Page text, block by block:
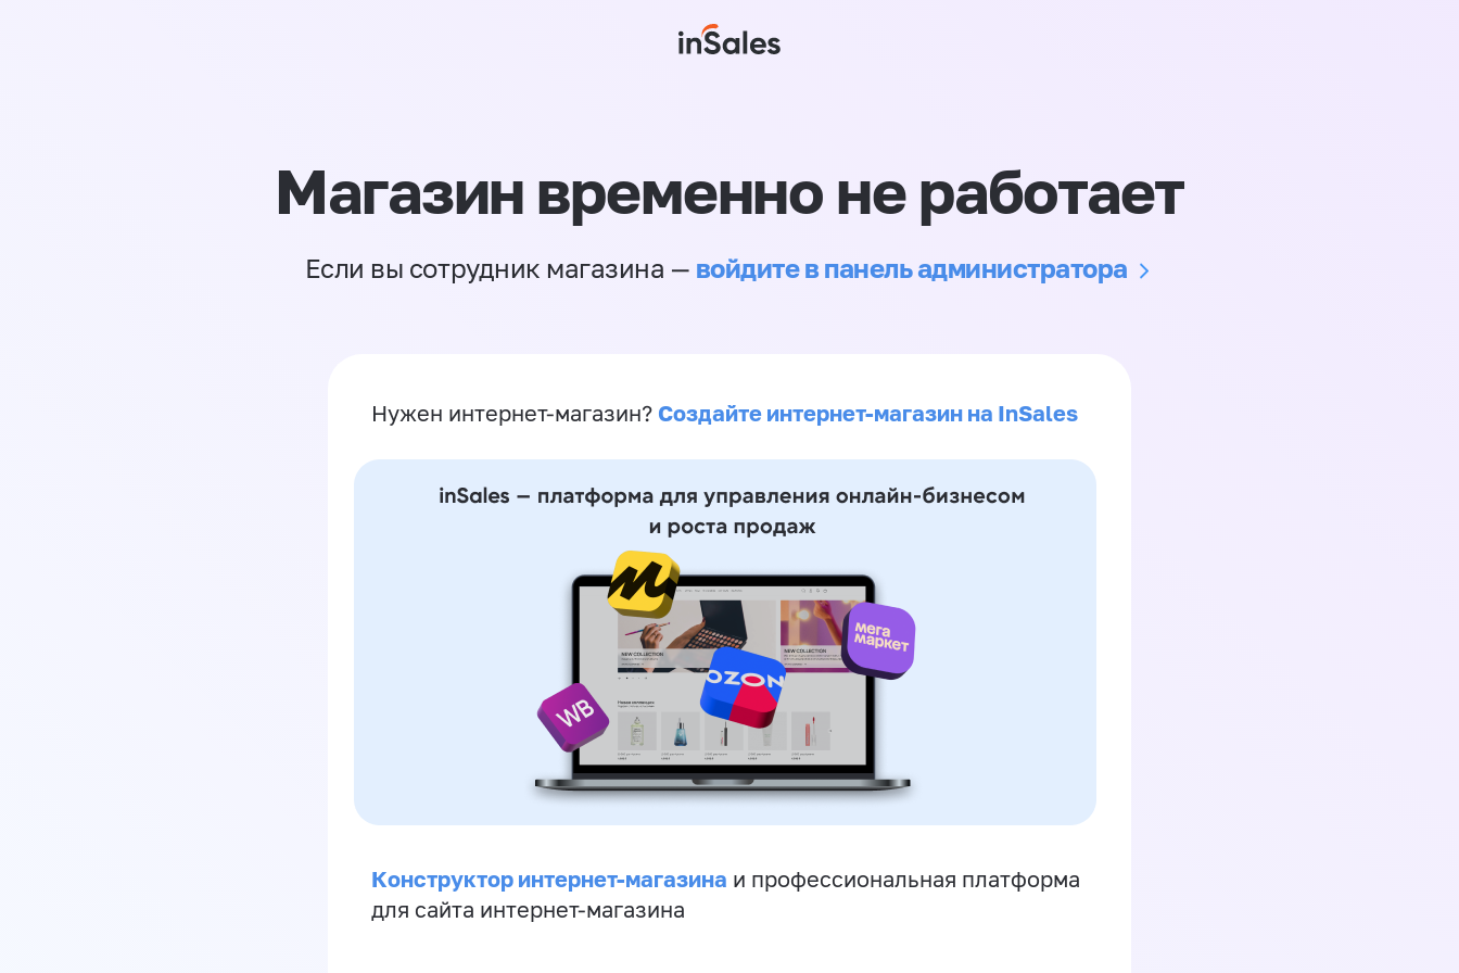
Магазин временно не работает
Если вы сотрудник магазина — войдите в панель администратора
Нужен интернет-магазин? Создайте интернет-магазин на InSales
Конструктор интернет-магазина и профессиональная платформа
для сайта интернет-магазина